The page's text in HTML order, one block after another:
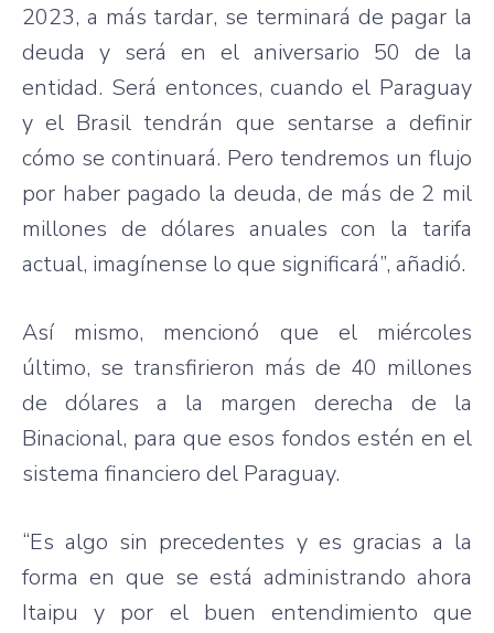
2023, a más tardar, se terminará de pagar la
deuda y será en el aniversario 50 de la
entidad. Será entonces, cuando el Paraguay
y el Brasil tendrán que sentarse a definir
cómo se continuará. Pero tendremos un flujo
por haber pagado la deuda, de más de 2 mil
millones de dólares anuales con la tarifa
actual, imagínense lo que significará”, añadió.
Así mismo, mencionó que el miércoles
último, se transfirieron más de 40 millones
de dólares a la margen derecha de la
Binacional, para que esos fondos estén en el
sistema financiero del Paraguay.
“Es algo sin precedentes y es gracias a la
forma en que se está administrando ahora
Itaipu y por el buen entendimiento que